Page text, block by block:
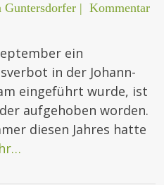
Guntersdorfer | Kommentar
ein
in der Johann-
eingeführt wurde, ist
aufgehoben worden.
diesen Jahres hatte